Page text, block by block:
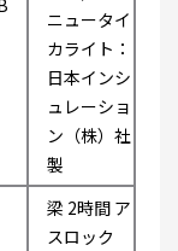
ニュータイ
カライト：
日本インシ
ュレーショ
ン（株）社
製
梁 2時間 ア
スロック